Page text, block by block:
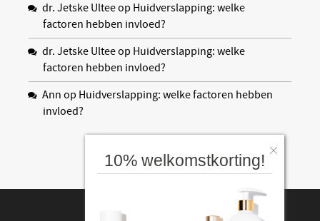
dr. Jetske Ulteeop Huidverslapping: welke
factoren hebben invloed?
dr. Jetske Ulteeop Huidverslapping: welke
factoren hebben invloed?
Ann op Huidverslapping: welke factoren hebben
invloed?
10% welkomstkorting!